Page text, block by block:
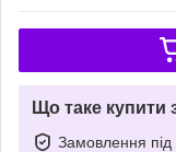
Що таке купити
Замовлення під